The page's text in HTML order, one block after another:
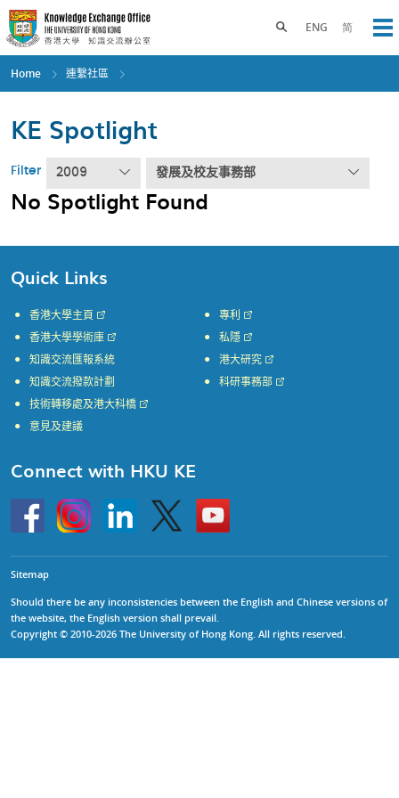
Skip
to
main
content
ENG 简
Toggle search panel
Home 連繫社區
KE Spotlight
Filter 2009 發展及校友事務部
No Spotlight Found
Quick Links
香港大學主頁
香港大學學術庫
知識交流匯報系統
知識交流撥款計劃
專利
私隱
港大研究
科研事務部
技術轉移處及港大科橋
意見及建議
Connect with HKU KE
HKU
InstagramLinkedin Twitter
Go
to
HKU
Sitemap
Should there be any inconsistencies between the English and Chinese versions of
the website, the English version shall prevail.
Copyright © 2010-2026 The University of Hong Kong. All rights reserved.